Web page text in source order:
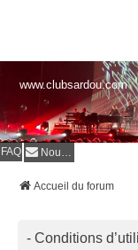
www.clubsardou.com
FAQ Nous contacter
Accueil du forum
- Conditions